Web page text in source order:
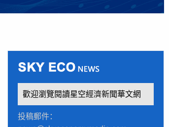
歡迎瀏覽閱讀星空經濟新聞華文網
投稿郵件：